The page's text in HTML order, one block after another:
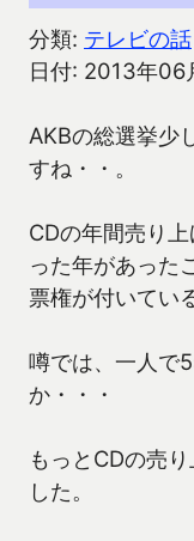
分類: テレビの話
日付: 2013年06
AKBの総選挙少
すね・・。
CDの年間売り
った年があった
票権が付いてい
噂では、一人で
か・・・
もっとCDの売
した。